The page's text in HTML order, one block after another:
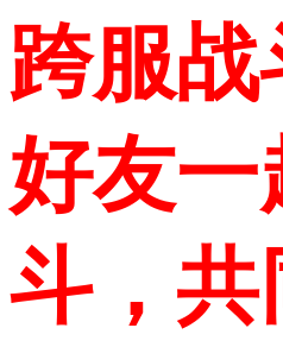
跨服
好友一
斗，共